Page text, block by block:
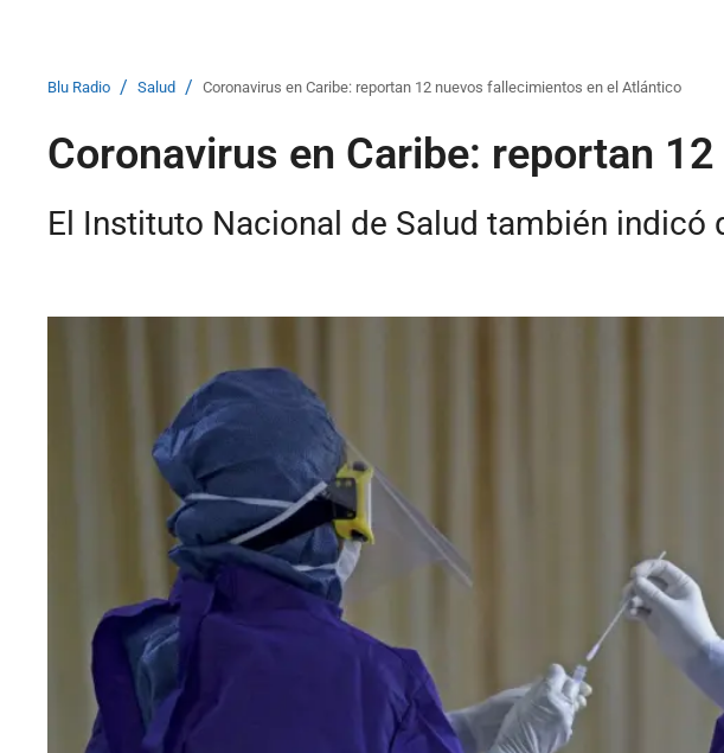
Blu Radio / Salud / Coronavirus en Caribe: reportan 12 nuevos fallecimientos en el Atlántico
Coronavirus en Caribe: reportan
El Instituto Nacional de Salud también indicó